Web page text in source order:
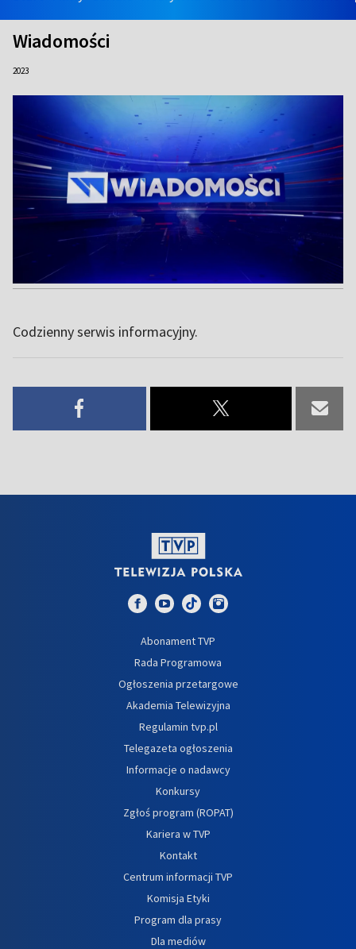
Wiadomości
2023
Codzienny serwis informacyjny.
Abonament TVP
Rada Programowa
Ogłoszenia przetargowe
Akademia Telewizyjna
Regulamin tvp.pl
Telegazeta ogłoszenia
Informacje o nadawcy
Konkursy
Zgłoś program (ROPAT)
Kariera w TVP
Kontakt
Centrum informacji TVP
Komisja Etyki
Program dla prasy
Dla mediów